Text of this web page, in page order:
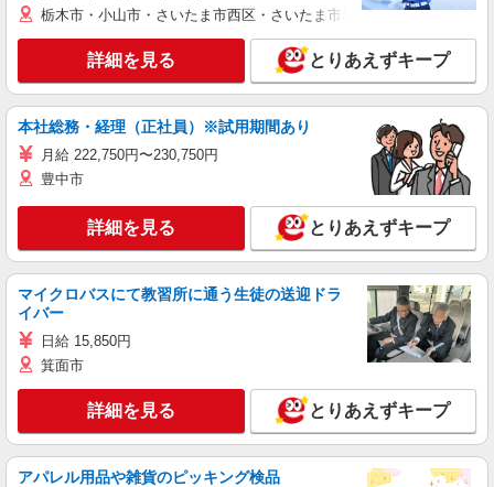
栃木市・小山市・さいたま市西区・さいたま市岩槻区・久喜市・蓮田
詳細を見る とりあえずキープ
本社総務・経理（正社員）※試用期間あり
月給 222,750円〜230,750円
豊中市
詳細を見る とりあえずキープ
マイクロバスにて教習所に通う生徒の送迎ドラ
イバー
日給 15,850円
箕面市
詳細を見る とりあえずキープ
アパレル用品や雑貨のピッキング検品